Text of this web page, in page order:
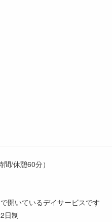
/休憩60分）
開いているデイサービスです
日制